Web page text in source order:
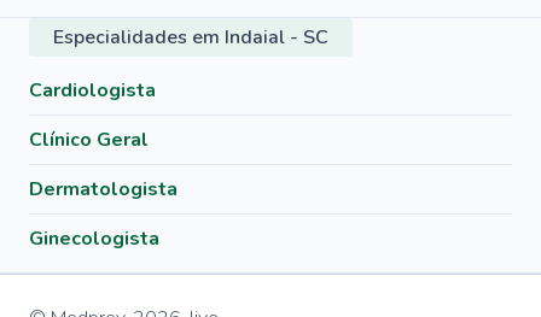
Especialidades em Indaial - SC
Cardiologista
Clínico Geral
Dermatologista
Ginecologista